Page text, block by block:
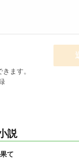
ます。
説
て